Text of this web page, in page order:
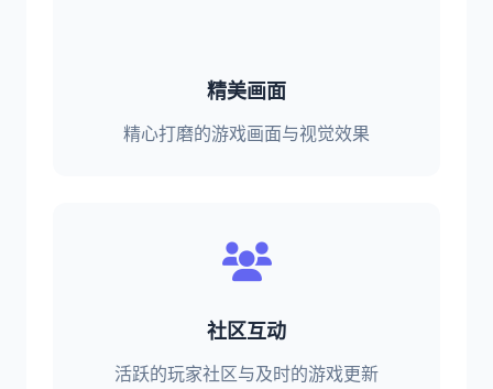
精美画面
精心打磨的游戏画面与视觉效果
社区互动
活跃的玩家社区与及时的游戏更新